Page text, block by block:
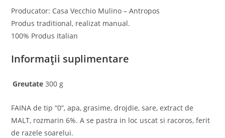
Producator: Casa Vecchio Mulino – Antropos
Produs traditional, realizat manual.
100% Produs Italian
Informații suplimentare
Greutate 300 g
FAINA de tip “0”, apa, grasime, drojdie, sare, extract de
MALT, rozmarin 6%. A se pastra in loc uscat si racoros, ferit
de razele soarelui.